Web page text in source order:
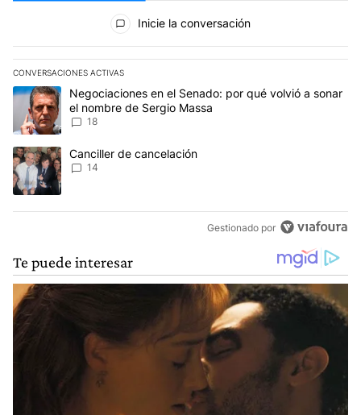
Todos los comentarios
Inicie la conversación
CONVERSACIONES ACTIVAS
Este listado muestra los artículos con más comentarios en los
Un artículo de tendencia con el título "Negociaciones en el
Negociaciones en el Senado: por qué volvió a sonar
el nombre de Sergio Massa
18
Un artículo de tendencia con el título "Canciller de cancelación"
Canciller de cancelación
14
Gestionado por